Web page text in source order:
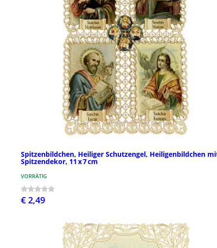
Spitzenbildchen, Heiliger Schutzengel, Heiligenbildchen
Spitzendekor, 11 x 7 cm
VORRÄTIG
€ 2,49